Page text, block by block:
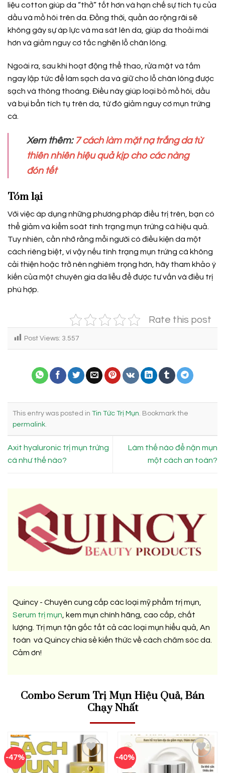
liệu cotton giúp da “thở” tốt hơn và hạn chế sự tích tụ của
dầu và mồ hôi trên da. Đồng thời, quần áo rộng rãi sẽ
không gây sự áp lực và ma sát lên da, giúp da thoải mái
hơn và giảm nguy cơ tắc nghẽn lỗ chân lông.
Ngoài ra, sau khi hoạt động thể thao, rửa mặt và tắm
ngay lập tức để làm sạch da và giữ cho lỗ chân lông được
sạch và thông thoáng. Điều này giúp loại bỏ mồ hôi, dầu
và bụi bẩn tích tụ trên da, từ đó giảm nguy cơ mụn trứng
cá.
Xem thêm: 7 cách làm mặt nạ trắng da từ
thiên nhiên hiệu quả kịp cho các nàng
đón tết
Tóm lại
Với việc áp dụng những phương pháp điều trị trên, bạn có
thể giảm và kiểm soát tình trạng mụn trứng cá hiệu quả.
Tuy nhiên, cần nhớ rằng mỗi người có điều kiện da một
cách riêng biệt, vì vậy nếu tình trạng mụn trứng cá không
cải thiện hoặc trở nên nghiêm trọng hơn, hãy tham khảo ý
kiến của một chuyên gia da liễu để được tư vấn và điều trị
phù hợp.
Rate this post
Post Views: 3.557
This entry was posted in Tin Tức Trị Mụn. Bookmark the
permalink.
Axit hyaluronic trị mụn trứng
cá như thế nào?
Làm thế nào để nặn mụn
một cách an toàn?
Quincy - Chuyên cung cấp các loại mỹ phẩm trị mụn,
Serum trị mụn , kem mụn chính hãng, cao cấp, chất
lượng. Trị mụn tận gốc tất cả các loại mụn hiểu quả, An
toàn và Quincy chia sẻ kiến thức về cách chăm sóc da.
Cảm ơn!
Combo Serum Trị Mụn Hiệu Quả, Bán
Chạy Nhất
-47% -40%